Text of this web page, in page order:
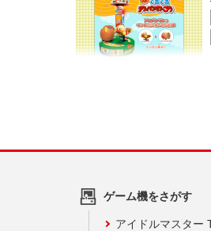
ゲーム機をさがす
アイドルマスター